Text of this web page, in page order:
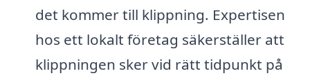
det kommer till klippning. Expertisen
hos ett lokalt företag säkerställer att
klippningen sker vid rätt tidpunkt på